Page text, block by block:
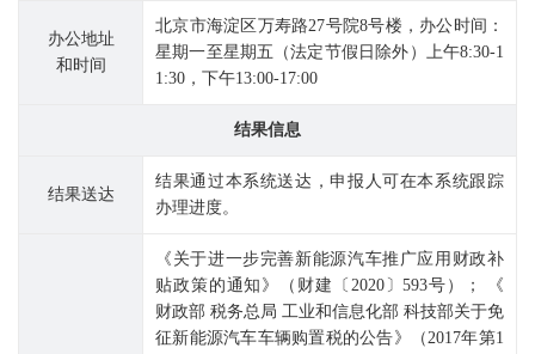
办公地址
和时间
北京市海淀区万寿路27号院8号楼，办公时间：
星期一至星期五（法定节假日除外）上午8:30-1
1:30，下午13:00-17:00
结果信息
结果送达
结果通过本系统送达，申报人可在本系统跟踪
办理进度。
《关于进一步完善新能源汽车推广应用财政补
贴政策的通知》（财建〔2020〕593号）； 《
财政部 税务总局 工业和信息化部 科技部关于免
征新能源汽车车辆购置税的公告》（2017年第1